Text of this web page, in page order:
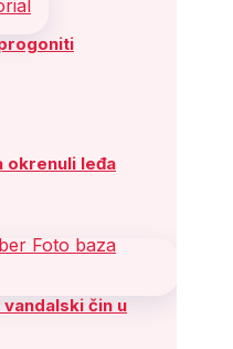
okrenuli leđa
vandalski čin u